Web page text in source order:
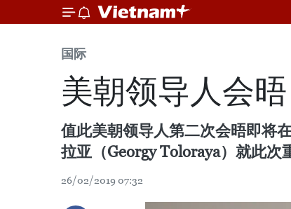
国际
美朝领导人会
值此美朝领导人第二次会晤即将
拉亚（Georgy Toloraya）就此次
26/02/2019 07:32